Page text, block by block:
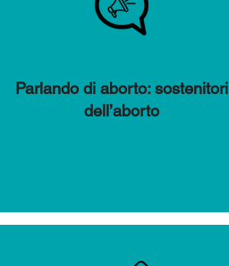
Parlando di aborto: sostenitori
dell’aborto